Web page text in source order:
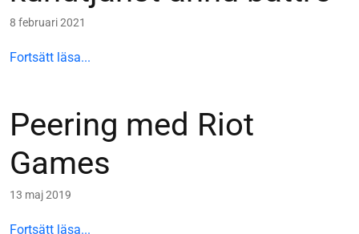
8 februari 2021
Fortsätt läsa...
Peering med Riot
Games
13 maj 2019
Fortsätt läsa...